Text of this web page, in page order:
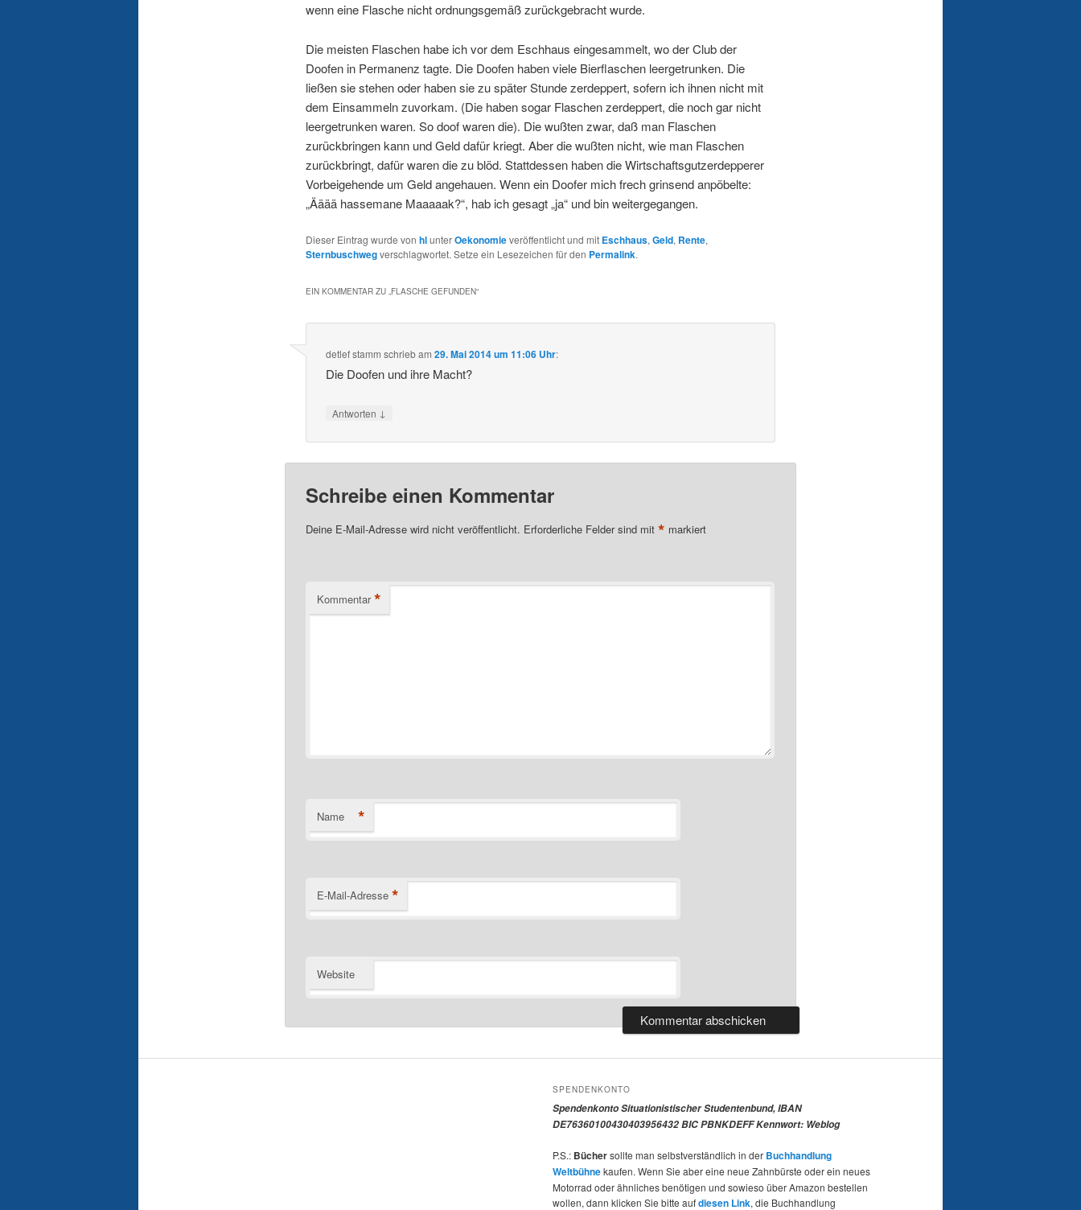
wenn eine Flasche nicht ordnungsgemäß zurückgebracht wurde.
Die meisten Flaschen habe ich vor dem Eschhaus eingesammelt, wo der Club der
Doofen in Permanenz tagte. Die Doofen haben viele Bierflaschen leergetrunken. Die
ließen sie stehen oder haben sie zu später Stunde zerdeppert, sofern ich ihnen nicht mit
dem Einsammeln zuvorkam. (Die haben sogar Flaschen zerdeppert, die noch gar nicht
leergetrunken waren. So doof waren die). Die wußten zwar, daß man Flaschen
zurückbringen kann und Geld dafür kriegt. Aber die wußten nicht, wie man Flaschen
zurückbringt, dafür waren die zu blöd. Stattdessen haben die Wirtschaftsgutzerdepperer
Vorbeigehende um Geld angehauen. Wenn ein Doofer mich frech grinsend anpöbelte:
„Ääää hassemane Maaaaak?“, hab ich gesagt „ja“ und bin weitergegangen.
Dieser Eintrag wurde von hlunterOekonomieveröffentlicht und mit Eschhaus, Geld, Rente,
Sternbuschwegverschlagwortet. Setze ein Lesezeichen für den Permalink.
EIN KOMMENTAR ZU „FLASCHE GEFUNDEN“
detlef stamm schriebam29. Mai 2014 um 11:06 Uhr:
Die Doofen und ihre Macht?
Antworten ↓
Schreibe einen Kommentar
Deine E-Mail-Adresse wird nicht veröffentlicht. Erforderliche Felder sind mit * markiert
Kommentar *
Name *
E-Mail-Adresse *
Website
SPENDENKONTO
Spendenkonto Situationistischer Studentenbund, IBAN
DE76360100430403956432 BIC PBNKDEFF Kennwort: Weblog
P.S.: Büchersollte man selbstverständlich in der Buchhandlung
Weltbühnekaufen. Wenn Sie aber eine neue Zahnbürste oder ein neues
Motorrad oder ähnliches benötigen und sowieso über Amazon bestellen
wollen, dann klicken Sie bitte aufdiesen Link, die Buchhandlung